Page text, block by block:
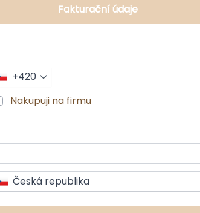
Fakturační údaje
+420
Nakupuji na firmu
Česká republika